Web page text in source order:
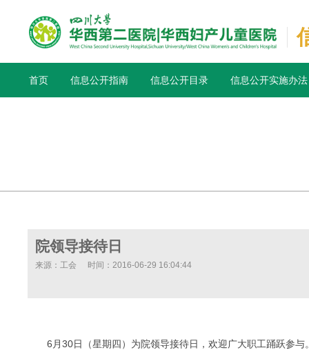
首页 信息公开指南 信息公开目录 信息公开实施办法
院领导接待日
来源：工会 时间：2016-06-29 16:04:44
6月30日（星期四）为院领导接待日，欢迎广大职工踊跃参与